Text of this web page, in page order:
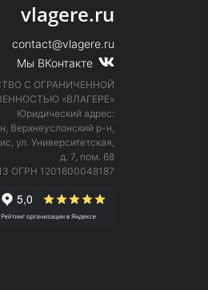
vlagere.ru
contact@vlagere.ru
Мы ВКонтакте
С ОГРАНИЧЕННОЙ
«ВЛАГЕРЕ»
Юридический адрес:
Верхнеуслонский р-н,
ул. Университетская,
д. 7, пом. 68
ОГРН 1201600048187